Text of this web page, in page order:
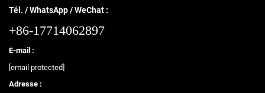
Tél. / WhatsApp / WeChat :
+86-17714062897
E-mail :
[email protected]
Adresse :